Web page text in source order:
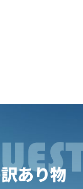
あり物